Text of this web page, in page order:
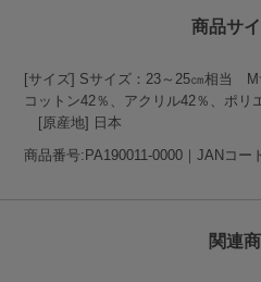
商品サ
[サイズ] Sサイズ：23～25㎝相当
コットン42％、アクリル42％、ポリ
[原産地] 日本
商品番号:PA190011-0000｜JANコー
関連